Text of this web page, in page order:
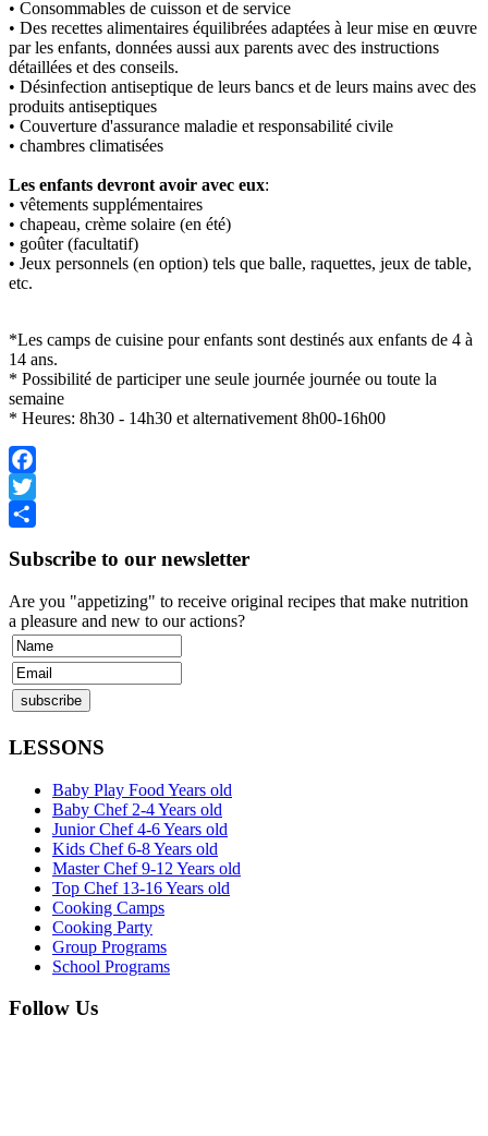
• Consommables de cuisson et de service
• Des recettes alimentaires équilibrées adaptées à leur mise en œuvre
par les enfants, données aussi aux parents avec des instructions
détaillées et des conseils.
• Désinfection antiseptique de leurs bancs et de leurs mains avec des
produits antiseptiques
• Couverture d'assurance maladie et responsabilité civile
• chambres climatisées
Les enfants devront avoir avec eux:
• vêtements supplémentaires
• chapeau, crème solaire (en été)
• goûter (facultatif)
• Jeux personnels (en option) tels que balle, raquettes, jeux de table,
etc.
*Les camps de cuisine pour enfants sont destinés aux enfants de 4 à
14 ans.
* Possibilité de participer une seule journée journée ou toute la
semaine
* Heures: 8h30 - 14h30 et alternativement 8h00-16h00
Facebook
Twitter
Subscribe to our newsletter
Are you "appetizing" to receive original recipes that make nutrition
a pleasure and new to our actions?
LESSONS
Baby Play Food Years old
Baby Chef 2-4 Years old
Junior Chef 4-6 Years old
Kids Chef 6-8 Years old
Master Chef 9-12 Years old
Top Chef 13-16 Years old
Cooking Camps
Cooking Party
Group Programs
School Programs
Follow Us